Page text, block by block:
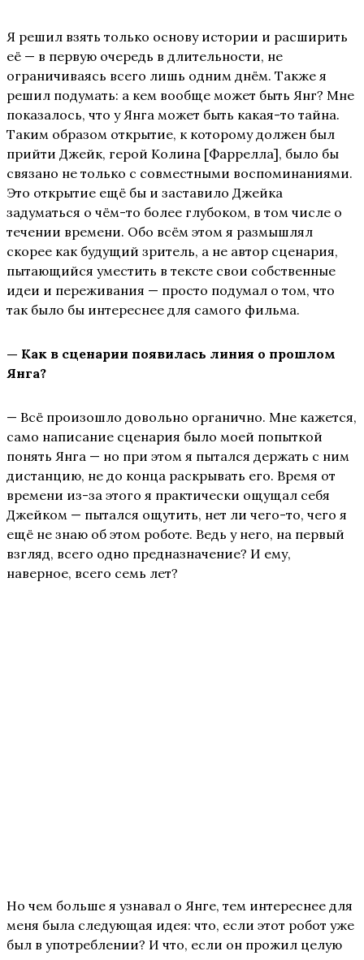
Я решил взять только основу истории и расширить
её — в первую очередь в длительности, не
ограничиваясь всего лишь одним днём. Также я
решил подумать: а кем вообще может быть Янг? Мне
показалось, что у Янга может быть какая-то тайна.
Таким образом открытие, к которому должен был
прийти Джейк, герой Колина [Фаррелла], было бы
связано не только с совместными воспоминаниями.
Это открытие ещё бы и заставило Джейка
задуматься о чём-то более глубоком, в том числе о
течении времени. Обо всём этом я размышлял
скорее как будущий зритель, а не автор сценария,
пытающийся уместить в тексте свои собственные
идеи и переживания — просто подумал о том, что
так было бы интереснее для самого фильма.
— Как в сценарии появилась линия о прошлом
Янга?
— Всё произошло довольно органично. Мне кажется,
само написание сценария было моей попыткой
понять Янга — но при этом я пытался держать с ним
дистанцию, не до конца раскрывать его. Время от
времени из-за этого я практически ощущал себя
Джейком — пытался ощутить, нет ли чего-то, чего я
ещё не знаю об этом роботе. Ведь у него, на первый
взгляд, всего одно предназначение? И ему,
наверное, всего семь лет?
Но чем больше я узнавал о Янге, тем интереснее для
меня была следующая идея: что, если этот робот уже
был в употреблении? И что, если он прожил целую